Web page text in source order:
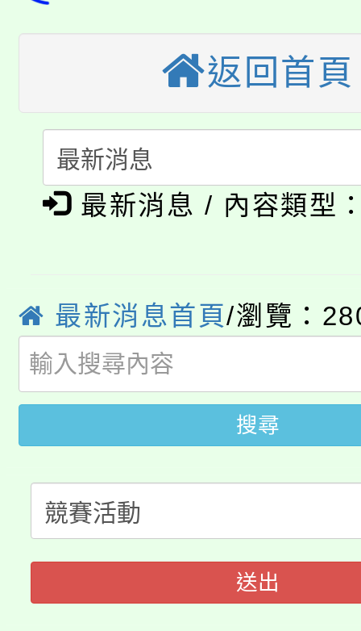
半價優惠，詳情可洽有
者。
份教師增能研習
大溪自造教育及科技
份教師研習
會
115年食農教育專業人
程
「本色祭」8/29、30在
場熱烈登場!
8/21下午1時於龍潭區
局官網。
8月14至27日，桃園電
開!
115年桃園市運動會8/
田徑場及游泳池舉行。
桃園市低收入戶享有免
視費優惠，中低收入戶
者。
大園自造教育及科技
份教師研習
淨零綠生活教案入校路
會
115年食農教育專業人
返回首頁
最新消息 / 內容類型
最新消息首頁/瀏覽：
搜尋
送出